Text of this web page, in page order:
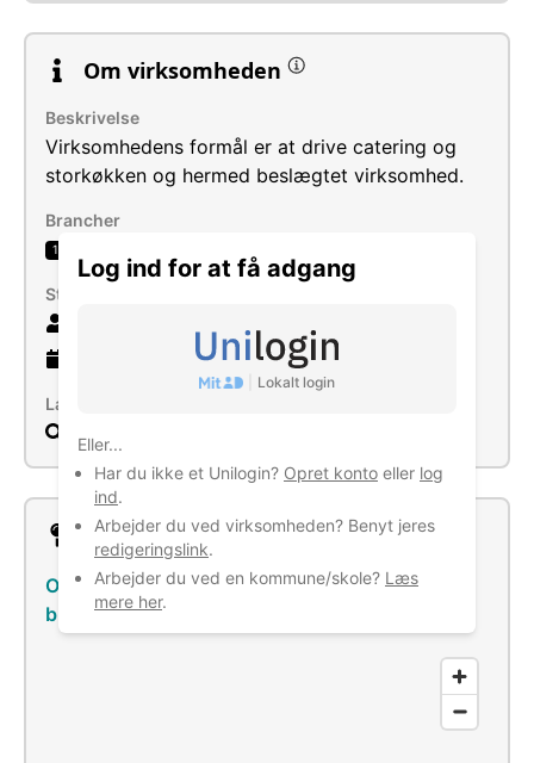
Log ind for at få adgang
Lokalt login
Eller...
Har du ikke et Unilogin? Opret konto eller log
ind.
Arbejder du ved virksomheden? Benyt jeres
redigeringslink.
Arbejder du ved en kommune/skole? Læs
mere her.
Om virksomheden
Beskrivelse
Virksomhedens formål er at drive catering og
storkøkken og hermed beslægtet virksomhed.
Brancher
1
Størrelse
gammel virksomhed
Læs mere
Søg
Lokation
Ogstrupgårdsvej 13, 8530 Hjortshøj – Se
bus/tog